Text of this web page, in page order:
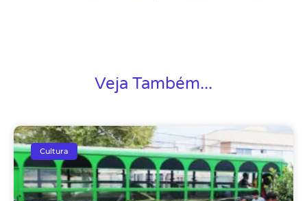
Veja Também...
Cultura